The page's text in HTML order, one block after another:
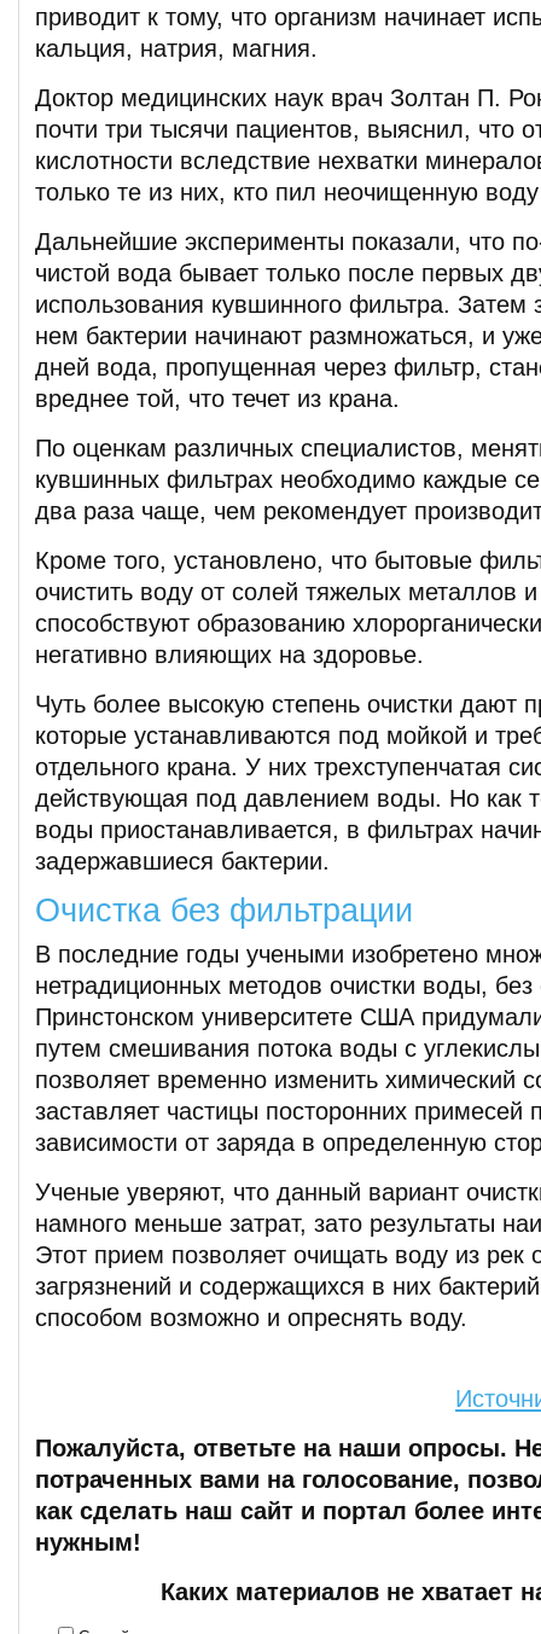
приводит к тому, что организм начинает
кальция, натрия, магния.
Доктор медицинских наук врач Золтан П.
почти три тысячи пациентов, выяснил, что
кислотности вследствие нехватки
только те из них, кто пил неочищенную
Дальнейшие эксперименты показали, что
чистой вода бывает только после первых
использования кувшинного фильтра.
нем бактерии начинают размножаться, и
дней вода, пропущенная через фильтр,
вреднее той, что течет из крана.
По оценкам различных специалистов,
кувшинных фильтрах необходимо каждые
два раза чаще, чем рекомендует
Кроме того, установлено, что бытовые
очистить воду от солей тяжелых металлов
способствуют образованию
негативно влияющих на здоровье.
Чуть более высокую степень очистки дают
которые устанавливаются под мойкой и
отдельного крана. У них трехступенчатая
действующая под давлением воды. Но как
воды приостанавливается, в фильтрах
задержавшиеся бактерии.
Очистка без фильтрации
В последние годы учеными изобретено
нетрадиционных методов очистки воды,
Принстонском университете США
путем смешивания потока воды с
позволяет временно изменить химический
заставляет частицы посторонних примесей
зависимости от заряда в определенную
Ученые уверяют, что данный вариант
намного меньше затрат, зато результаты
Этот прием позволяет очищать воду из рек
загрязнений и содержащихся в них
способом возможно и опреснять воду.
Пожалуйста, ответьте на наши опросы.
потраченных вами на голосование,
как сделать наш сайт и портал более
нужным!
Каких материалов не хватает